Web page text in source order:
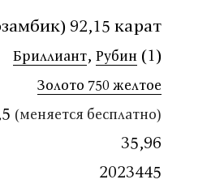
92,15 карат
Бриллиант, Рубин (1)
Золото 750 желтое
(меняется бесплатно)
35,96
2023445